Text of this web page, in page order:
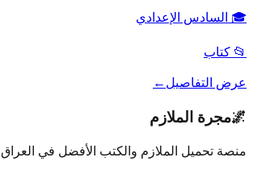
🎓 السادس الإعدادي
📂 كتاب
عرض التفاصيل←
🌌مجرة الملازم
منصة تحميل الملازم والكتب الأفضل في العراق